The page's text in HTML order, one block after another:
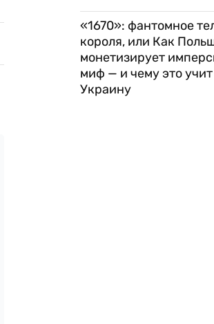
«1670»: фантомное
короля, или Как
монетизирует
миф — и чему это учит
Украину